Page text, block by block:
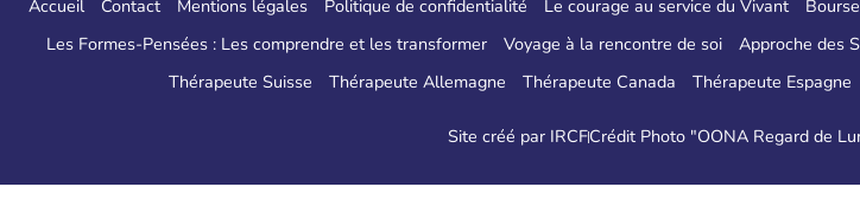
Accueil Contact Mentions légales Politique de confidentialité Le courage au service du Vivant
Les Formes-Pensées : Les comprendre et les transformer
Voyage à la rencontre de soi Approche des
Thérapeute Suisse
Thérapeute Allemagne Thérapeute Canada Thérapeute Espagne
Site créé par IRCFCrédit Photo "OONA Regard de